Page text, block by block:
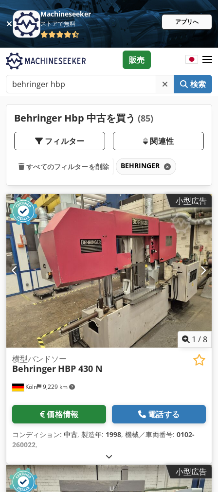
Machineseeker
ストアで無料 アプリへ
検索
販売
Behringer Hbp 中古を買う (85)
フィルター 関連性
すべてのフィルターを削除 BEHRINGER
小型広告
1 /8
Köln 9,229 km
横型バンドソー
Behringer HBP 430 N
価格情報 電話する
コンディション: 中古, 製造年: 1998, 機械／車両番号: 0102-
260022,
小型広告